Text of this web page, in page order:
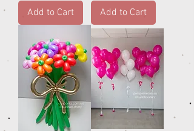
Add to Cart Add to Cart